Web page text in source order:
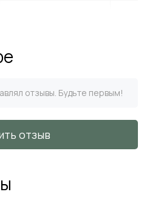
в-15 см, д-17 см
отзывы. Будьте первым!
отзыв